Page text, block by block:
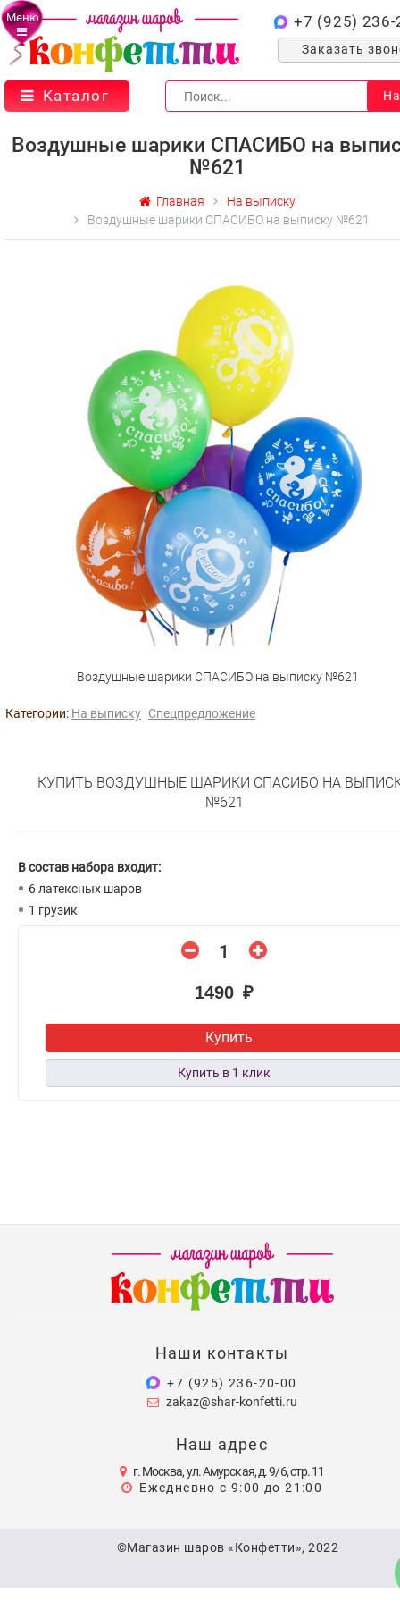
Меню +7 (925) 236-
Заказать
Каталог
Воздушные шарики СПАСИБО на
№621
Главная
На выписку
Воздушные шарики СПАСИБО на выписку №621
Воздушные шарики СПАСИБО на выписку №621
Категории: На выписку Спецпредложение
КУПИТЬ ВОЗДУШНЫЕ ШАРИКИ СПАСИБО НА
№621
В состав набора входит:
6 латексных шаров
1 грузик
1490 ₽
Купить
Наши контакты
+7 (925) 236-20-00
zakaz@shar-konfetti.ru
Наш адрес
г. Москва, ул. Амурская, д. 9/6, стр. 11
Ежедневно с 9:00 до 21:00
©Магазин шаров «Конфетти», 2022